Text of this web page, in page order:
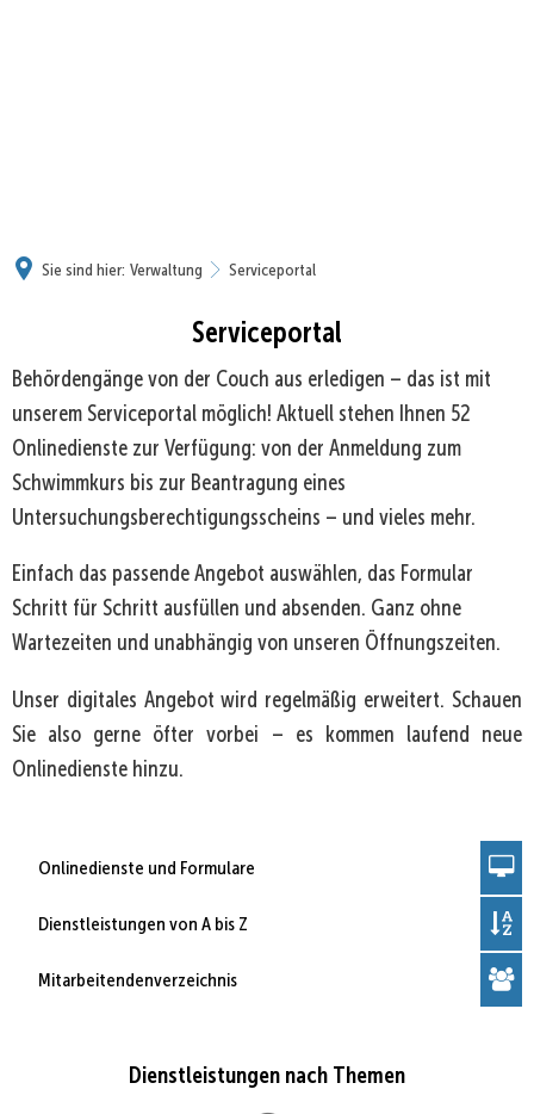
Sie sind hier: Verwaltung Serviceportal
Serviceportal
Behördengänge von der Couch aus erledigen – das ist mit
unserem Serviceportal möglich! Aktuell stehen Ihnen 52
Onlinedienste zur Verfügung: von der Anmeldung zum
Schwimmkurs bis zur Beantragung eines
Untersuchungsberechtigungsscheins – und vieles mehr.
Einfach das passende Angebot auswählen, das Formular
Schritt für Schritt ausfüllen und absenden. Ganz ohne
Wartezeiten und unabhängig von unseren Öffnungszeiten.
Unser digitales Angebot wird regelmäßig erweitert. Schauen
Sie also gerne öfter vorbei – es kommen laufend neue
Onlinedienste hinzu.
Onlinedienste und Formulare
Dienstleistungen von A bis Z
Mitarbeitendenverzeichnis
Dienstleistungen nach Themen